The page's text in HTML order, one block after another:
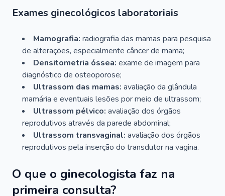
Exames ginecológicos laboratoriais
Mamografia: radiografia das mamas para pesquisa
de alterações, especialmente câncer de mama;
Densitometria óssea: exame de imagem para
diagnóstico de osteoporose;
Ultrassom das mamas: avaliação da glândula
mamária e eventuais lesões por meio de ultrassom;
Ultrassom pélvico: avaliação dos órgãos
reprodutivos através da parede abdominal;
Ultrassom transvaginal: avaliação dos órgãos
reprodutivos pela inserção do transdutor na vagina.
O que o ginecologista faz na
primeira consulta?